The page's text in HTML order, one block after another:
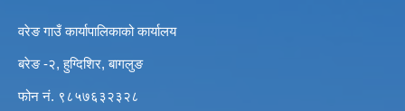
वरेङ गाउँ कार्यापालिकाको कार्यालय
बरेङ -२, हुग्दिशिर, बागलुङ
फोन नं. ९८५७६३२३२८